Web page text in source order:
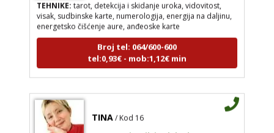
visak, sudbinske karte, numerologija, energija na daljinu,
energetsko čišćenje aure, anđeoske karte
Broj tel: 064/600-600
tel:0,93€ - mob:1,12€ min